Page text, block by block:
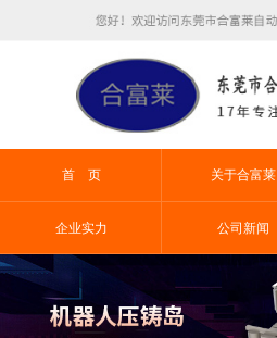
首 页 关于合富莱
企业实力 公司新闻